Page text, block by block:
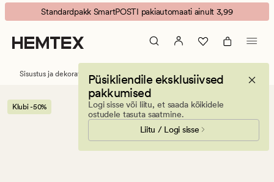
Jerry
säilitusnõu
läbipaistev
Animated
banner.
Press
ESCAPE
Standardpakk SmartPOSTI pakiautomaati ainult 3,99
Püsikliendile eksklusiivsed
pakkumised
Logi sisse või liitu, et saada kõikidele
ostudele tasuta saatmine.
Liitu / Logi sisse
Sisustus ja dekoratiivesemed Hoiustamine Hoiukastid
Klubi -50%